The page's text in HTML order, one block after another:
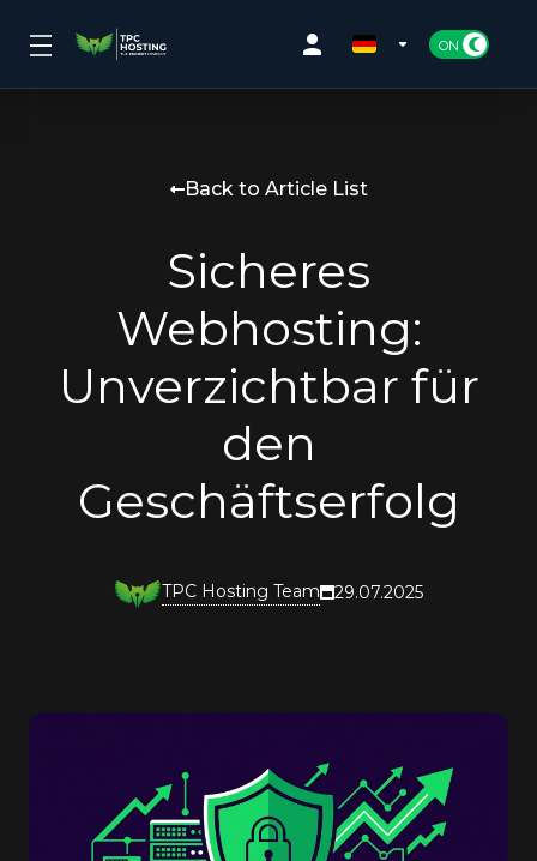
Back to Article List
Sicheres
Webhosting:
Unverzichtbar für
den
Geschäftserfolg
TPC Hosting Team 29.07.2025